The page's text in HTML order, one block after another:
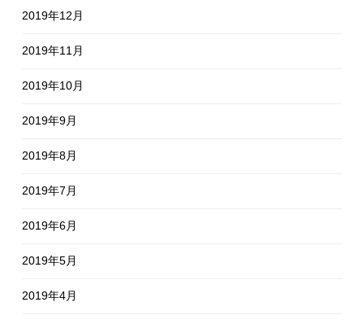
2019年12月
2019年11月
2019年10月
2019年9月
2019年8月
2019年7月
2019年6月
2019年5月
2019年4月